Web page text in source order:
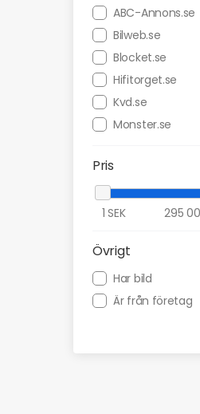
ABC-Annons.se
Bilweb.se
Blocket.se
Hifitorget.se
Kvd.se
Monster.se
Pris
1 SEK 295
Övrigt
Har bild
Är från företag